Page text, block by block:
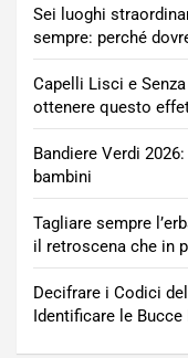
Sei luoghi
sempre: perché
Capelli Lisci e
ottenere questo
Bandiere Verdi
bambini
Tagliare sempre
il retroscena che in
Decifrare i Codici
Identificare le